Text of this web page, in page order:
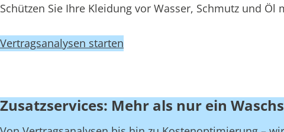
Schützen Sie Ihre Kleidung vor Wasser, Schmutz und
Vertragsanalysen starten
Zusatzservices: Mehr als nur ein